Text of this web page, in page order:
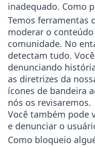
inadequado. Como
Temos ferramentas
moderar o
comunidade. No
detectam tudo.
denunciando
as diretrizes da
ícones de bandeira
nós os revisaremos.
Você também pode
e denunciar o
Como bloqueio